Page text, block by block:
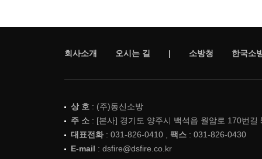
회사소개 오시는 길 | 소방청 한국소
상 호 : (주)동신소방
주 소 : [본사] 경기도 양주시 백석읍 월암로 170번길
대표전화: 031-826-0410 , 팩스 : 031-826-0430
E-mail : dsfire@dsfire.co.kr